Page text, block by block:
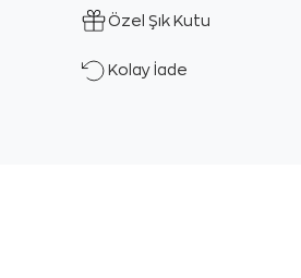
Özel Şık Kutu
Kolay İade